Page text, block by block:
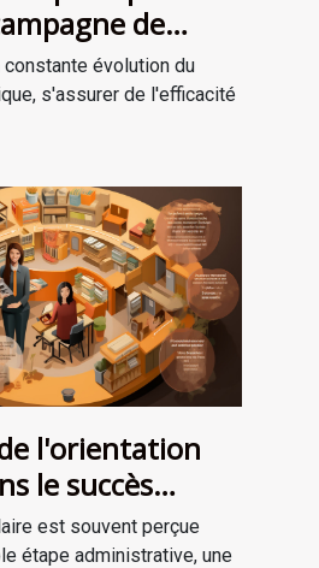
de
évolution du
s'assurer de l'efficacité
l'orientation
le succès
est souvent perçue
étape administrative, une